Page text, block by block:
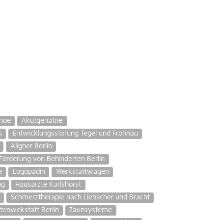
Akutgeriatrie
Entwicklungsstörung Tegel und Frohnau
Aligner Berlin
Förderung von Behinderten Berlin
Logopädin
Werkstattwagen
Hausärzte Karlshorst
Schmerztherapie nach Liebscher und Bracht
Berlin
Zaunsysteme